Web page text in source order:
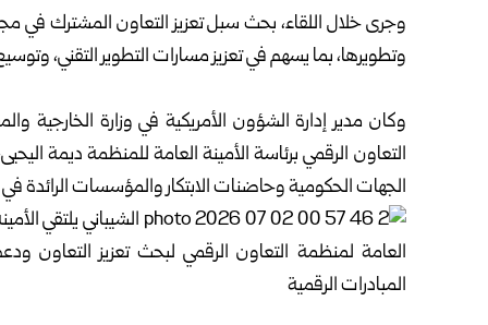
وجرى خلال اللقاء، بحث سبل تعزيز التعاون المشترك في
وتطويرها، بما يسهم في تعزيز مسارات التطوير التقني،
وكان مدير إدارة الشؤون الأمريكية في وزارة
التعاون الرقمي برئاسة الأمينة العامة للمنظمة ديمة
الجهات الحكومية وحاضنات الابتكار والمؤسسات الرائدة